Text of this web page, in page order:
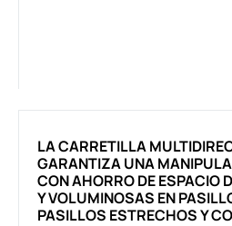
LA CARRETILLA
GARANTIZA UNA
CON AHORRO DE ESPACIO
Y VOLUMINOSAS EN
PASILLOS ESTRECHOS Y